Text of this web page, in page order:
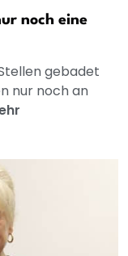
noch eine
gebadet
nur noch an